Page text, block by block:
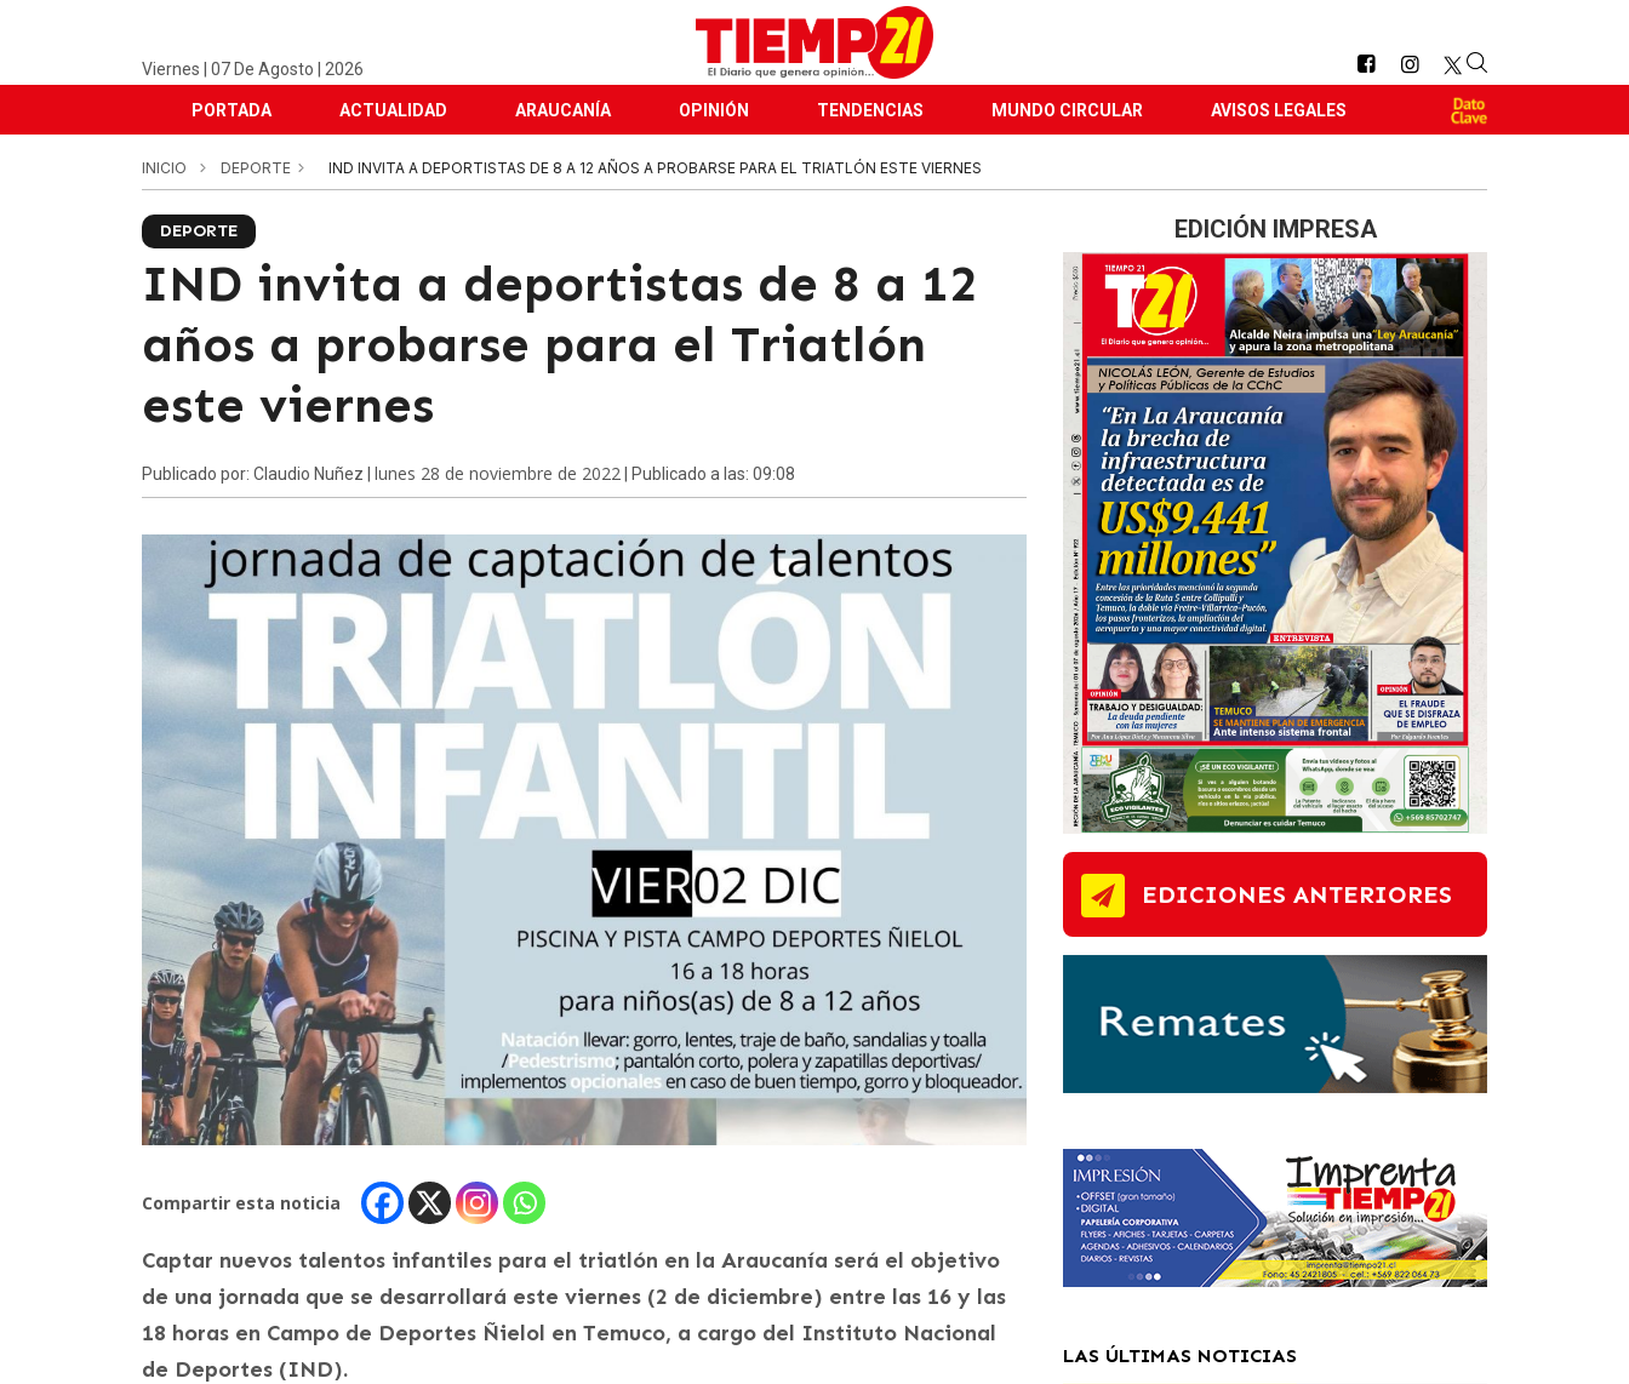
Viernes | 07 De Agosto | 2026
PORTADA ACTUALIDAD ARAUCANÍA OPINIÓN TENDENCIAS MUNDO CIRCULAR AVISOS LEGALES
INICIO DEPORTE IND INVITA A DEPORTISTAS DE 8 A 12 AÑOS A PROBARSE PARA EL TRIATLÓN ESTE VIERNES
DEPORTE
IND invita a deportistas de 8 a 12
años a probarse para el Triatlón
este viernes
Publicado por: Claudio Nuñez | lunes 28 de noviembre de 2022 | Publicado a las: 09:08
Compartir esta noticia
Captar nuevos talentos infantiles para el triatlón en la Araucanía será el objetivo
de una jornada que se desarrollará este viernes (2 de diciembre) entre las 16 y las
18 horas en Campo de Deportes Ñielol en Temuco, a cargo del Instituto Nacional
de Deportes (IND).
EDICIÓN IMPRESA
EDICIONES ANTERIORES
LAS ÚLTIMAS NOTICIAS